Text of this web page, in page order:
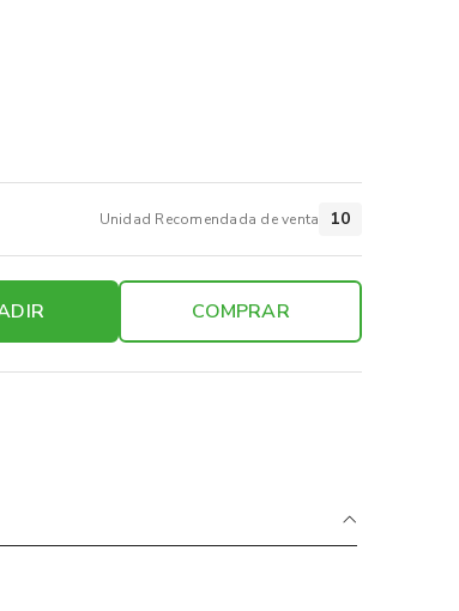
Unidad Recomendada de venta 10
COMPRAR